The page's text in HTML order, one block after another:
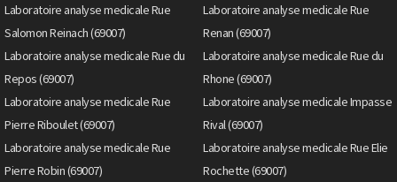
Laboratoire analyse medicale Rue
Salomon Reinach (69007)
Laboratoire analyse medicale Rue
Renan (69007)
Laboratoire analyse medicale Rue du
Repos (69007)
Laboratoire analyse medicale Rue du
Rhone (69007)
Laboratoire analyse medicale Rue
Pierre Riboulet (69007)
Laboratoire analyse medicale Impasse
Rival (69007)
Laboratoire analyse medicale Rue
Pierre Robin (69007)
Laboratoire analyse medicale Rue Elie
Rochette (69007)